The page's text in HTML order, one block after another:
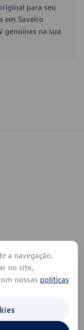
para seu
em Saveiro
genuínas na sua
a navegação,
no site,
nossas políticas